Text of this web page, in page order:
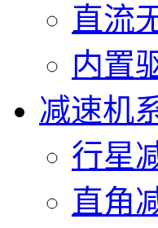
直流
内置
减速机
行星
直角